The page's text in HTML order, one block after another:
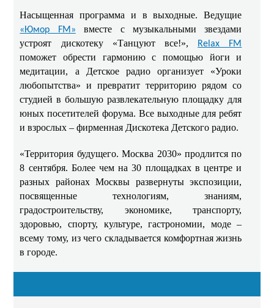
Насыщенная программа и в выходные. Ведущие
«Юмор FM» вместе с музыкальными звездами
устроят дискотеку «Танцуют все!»,
Relax FM
поможет обрести гармонию с помощью йоги и
медитации, а Детское радио организует «Уроки
любопытства» и превратит территорию рядом со
студией в большую развлекательную площадку для
юных посетителей форума. Все выходные для ребят
и взрослых – фирменная Дискотека Детского радио.
«Территория будущего. Москва 2030» продлится по
8 сентября. Более чем на 30 площадках в центре и
разных районах Москвы развернуты экспозиции,
посвященные технологиям, знаниям,
градостроительству, экономике, транспорту,
здоровью, спорту, культуре, гастрономии, моде –
всему тому, из чего складывается комфортная жизнь
в городе.